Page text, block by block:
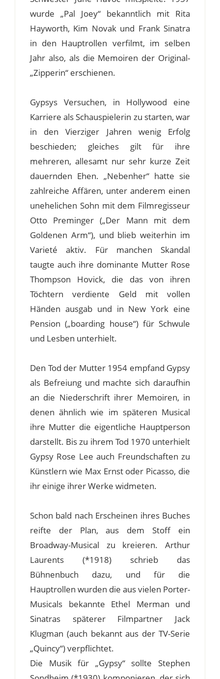
wurde „Pal Joey“ bekanntlich mit Rita
Hayworth, Kim Novak und Frank Sinatra
in den Hauptrollen verfilmt, im selben
Jahr also, als die Memoiren der Original-
„Zipperin“ erschienen.
Gypsys Versuchen, in Hollywood eine
Karriere als Schauspielerin zu starten, war
in den Vierziger Jahren wenig Erfolg
beschieden; gleiches gilt für ihre
mehreren, allesamt nur sehr kurze Zeit
dauernden Ehen. „Nebenher“ hatte sie
zahlreiche Affären, unter anderem einen
unehelichen Sohn mit dem Filmregisseur
Otto Preminger („Der Mann mit dem
Goldenen Arm“), und blieb weiterhin im
Varieté aktiv. Für manchen Skandal
taugte auch ihre dominante Mutter Rose
Thompson Hovick, die das von ihren
Töchtern verdiente Geld mit vollen
Händen ausgab und in New York eine
Pension („boarding house“) für Schwule
und Lesben unterhielt.
Den Tod der Mutter 1954 empfand Gypsy
als Befreiung und machte sich daraufhin
an die Niederschrift ihrer Memoiren, in
denen ähnlich wie im späteren Musical
ihre Mutter die eigentliche Hauptperson
darstellt. Bis zu ihrem Tod 1970 unterhielt
Gypsy Rose Lee auch Freundschaften zu
Künstlern wie Max Ernst oder Picasso, die
ihr einige ihrer Werke widmeten.
Schon bald nach Erscheinen ihres Buches
reifte der Plan, aus dem Stoff ein
Broadway-Musical zu kreieren. Arthur
Laurents (*1918) schrieb das
Bühnenbuch dazu, und für die
Hauptrollen wurden die aus vielen Porter-
Musicals bekannte Ethel Merman und
Sinatras späterer Filmpartner Jack
Klugman (auch bekannt aus der TV-Serie
„Quincy“) verpflichtet.
Die Musik für „Gypsy“ sollte Stephen